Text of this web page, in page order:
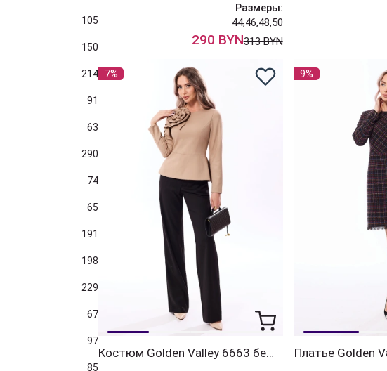
105
150
214
91
63
290
74
65
191
198
229
67
97
85
Размеры:
44,46,48,50
290 BYN313 BYN
7%
Костюм Golden Valley 6663 бежево-черный
9%